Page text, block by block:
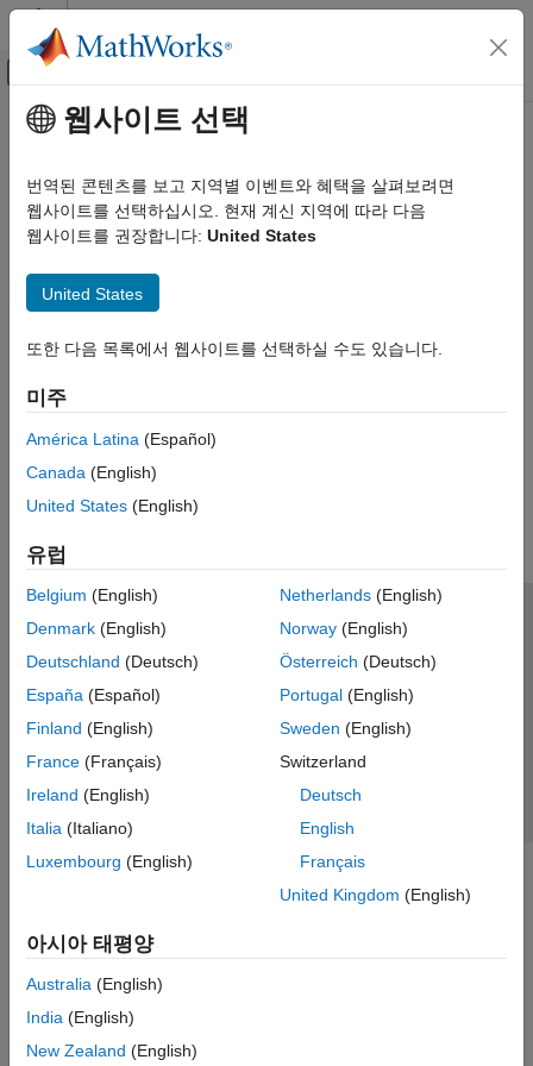
콘텐츠로 바로 가기
오프캔버스 탐색 메뉴 토글
문서 홈
주요 콘텐츠
이 페이지가 얼마나 도움이 되었습니까?
웹사이트 선택
번역된 콘텐츠를 보고 지역별 이벤트와 혜택을 살펴보려면
웹사이트를 선택하십시오. 현재 계신 지역에 따라 다음
웹사이트를 권장합니다: United States
United States
또한 다음 목록에서 웹사이트를 선택하실 수도 있습니다.
미주
América Latina (Español)
Canada (English)
United States (English)
유럽
Belgium (English)
Denmark (English)
Deutschland (Deutsch)
España (Español)
Finland (English)
France (Français)
Ireland (English)
Italia (Italiano)
Luxembourg (English)
Netherlands(English)
Norway(English)
Österreich (Deutsch)
Portugal(English)
Sweden (English)
Switzerland
Deutsch
English
Français
United Kingdom (English)
아시아 태평양
Australia (English)
India (English)
New Zealand (English)
신뢰 센터 등록 상표 개인정보 취급방침
불법 복제 방지
애플리케이션 상태
© 1994-2026 The MathWorks, Inc.